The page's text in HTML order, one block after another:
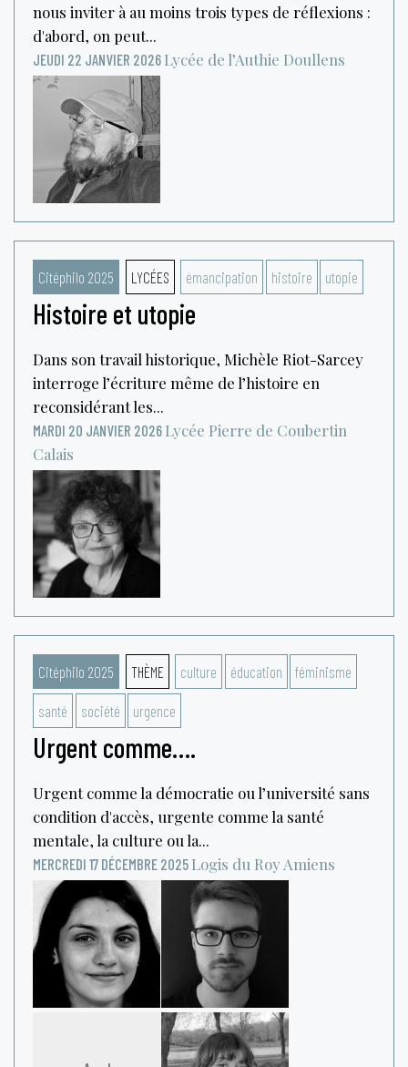
nous inviter à au moins trois types de réflexions :
d'abord, on peut...
JEUDI 22 JANVIER 2026 Lycée de l’Authie Doullens
Citéphilo 2025 LYCÉES émancipation histoire utopie
Histoire et utopie
Dans son travail historique, Michèle Riot-Sarcey
interroge l’écriture même de l’histoire en
reconsidérant les...
MARDI 20 JANVIER 2026 Lycée Pierre de Coubertin
Calais
Citéphilo 2025 THÈME culture éducation féminisme
santé société urgence
Urgent comme….
Urgent comme la démocratie ou l’université sans
condition d'accès, urgente comme la santé
mentale, la culture ou la...
MERCREDI 17 DÉCEMBRE 2025 Logis du RoyAmiens